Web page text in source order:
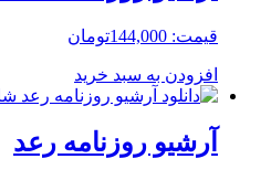
قیمت: 144,000تومان
افزودن به سبد خرید
آرشیو روزنامه رعد